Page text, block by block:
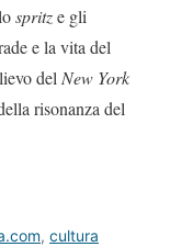
spritze gli
e la vita del
delNew York
risonanza del
, cultura